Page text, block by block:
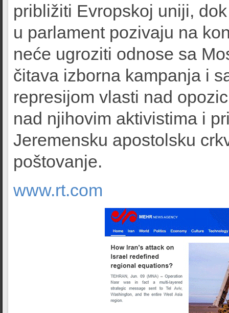
približiti Evropskoj uniji,
u parlament pozivaju na
neće ugroziti odnose sa
čitava izborna kampanja i
represijom vlasti nad
nad njihovim aktivistima i
Jeremensku apostolsku
poštovanje.
www.rt.com